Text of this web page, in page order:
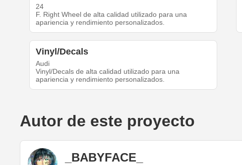
24
F. Right Wheel de alta calidad utilizado para una
apariencia y rendimiento personalizados.
Vinyl/Decals
Audi
Vinyl/Decals de alta calidad utilizado para una
apariencia y rendimiento personalizados.
Autor de este proyecto
_BABYFACE_